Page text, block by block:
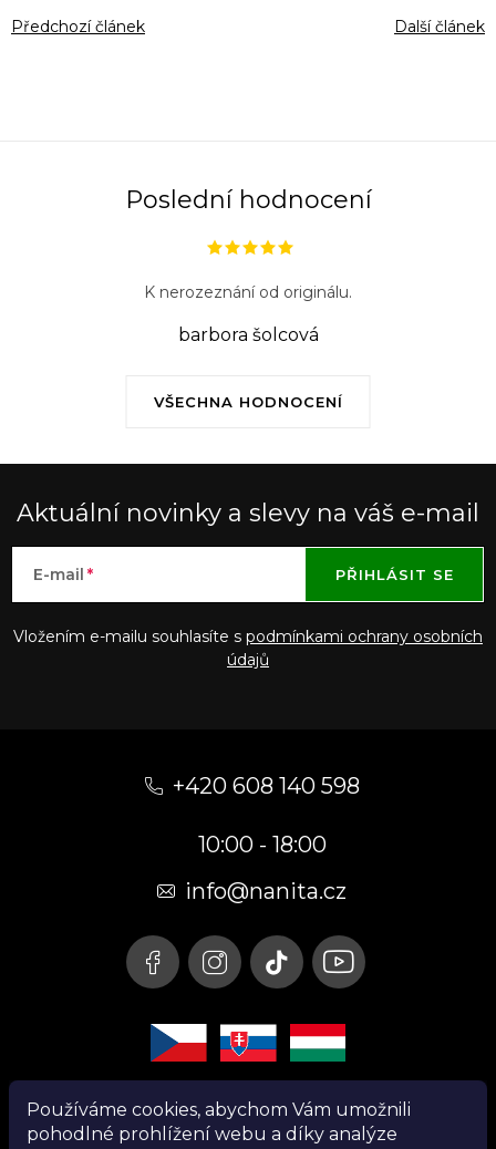
Používáme cookies, abychom Vám umožnili
pohodlné prohlížení webu a díky analýze
Předchozí článek Další článek
Poslední hodnocení
VŠECHNA HODNOCENÍ
K nerozeznání od originálu.
barbora šolcová
Aktuální novinky a slevy na váš e-mail
E-mail
Vložením e-mailu souhlasíte s podmínkami ochrany osobních
údajů
PŘIHLÁSIT SE
+420 608 140 598
10:00 - 18:00
info@nanita.cz